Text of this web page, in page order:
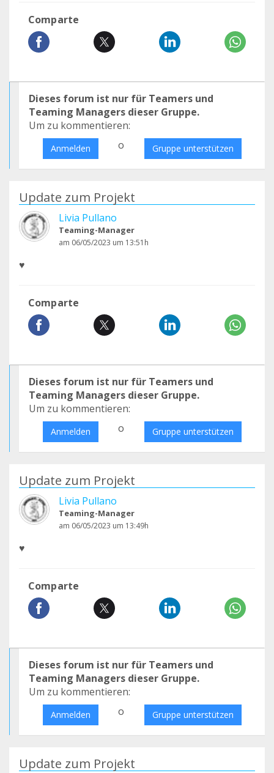
Comparte
Dieses forum ist nur für Teamers und
Teaming Managers dieser Gruppe.
Um zu kommentieren:
Anmelden o Gruppe unterstützen
Update zum Projekt
Livia Pullano
Teaming-Manager
am 06/05/2023 um 13:51h
♥️
Comparte
Dieses forum ist nur für Teamers und
Teaming Managers dieser Gruppe.
Um zu kommentieren:
Anmelden o Gruppe unterstützen
Update zum Projekt
Livia Pullano
Teaming-Manager
am 06/05/2023 um 13:49h
♥️
Comparte
Dieses forum ist nur für Teamers und
Teaming Managers dieser Gruppe.
Um zu kommentieren:
Anmelden o Gruppe unterstützen
Update zum Projekt